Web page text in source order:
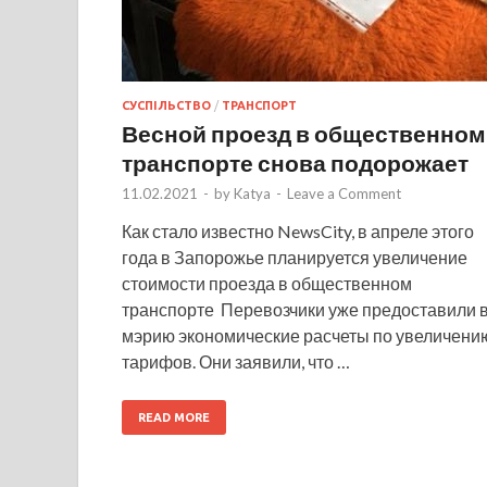
СУСПІЛЬСТВО / ТРАНСПОРТ
Весной проезд в общественном
транспорте снова подорожает
11.02.2021 - by Katya - Leave a Comment
Как стало известно NewsCity, в апреле этого
года в Запорожье планируется увеличение
стоимости проезда в общественном
транспорте Перевозчики уже предоставили
мэрию экономические расчеты по
тарифов. Они заявили, что …
READ MORE